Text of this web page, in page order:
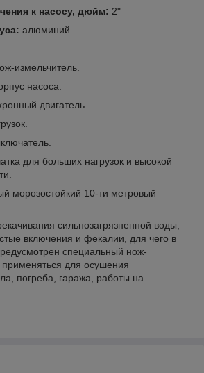
к насосу, дюйм: 2"
алюминий
измельчитель.
насоса.
двигатель.
для больших нагрузок и высокой
морозостойкий 10-ти метровый
сильнозагрязненной воды,
включения и фекалии, для чего в
специальный нож-
для осушения
погреба, гаража, работы на